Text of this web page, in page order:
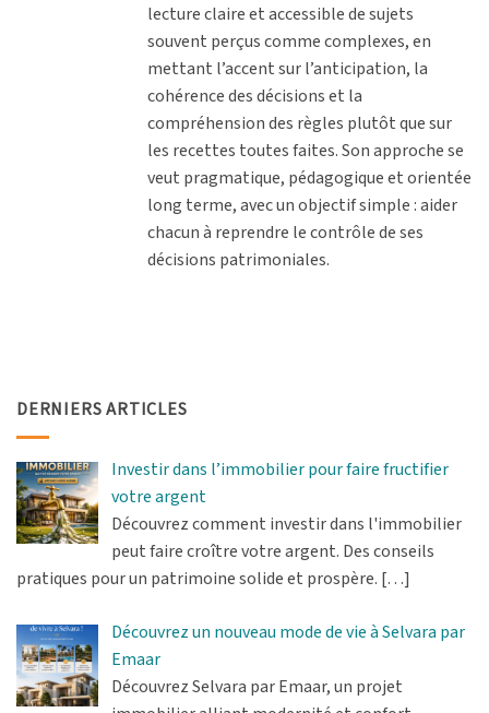
lecture claire et accessible de sujets
souvent perçus comme complexes, en
mettant l’accent sur l’anticipation, la
cohérence des décisions et la
compréhension des règles plutôt que sur
les recettes toutes faites. Son approche se
veut pragmatique, pédagogique et orientée
long terme, avec un objectif simple : aider
chacun à reprendre le contrôle de ses
décisions patrimoniales.
DERNIERS ARTICLES
Investir dans l’immobilier pour faire fructifier
votre argent
Découvrez comment investir dans l'immobilier
peut faire croître votre argent. Des conseils
pratiques pour un patrimoine solide et prospère. […]
Découvrez un nouveau mode de vie à Selvara par
Emaar
Découvrez Selvara par Emaar, un projet